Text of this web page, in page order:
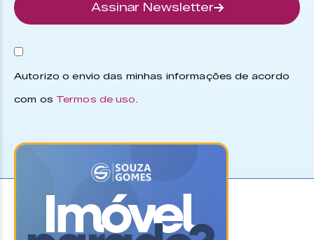
Assinar Newsletter
Autorizo o envio das minhas informações de acordo
com os Termos de uso.